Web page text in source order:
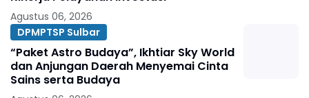
Agustus 06, 2026
DPMPTSP Sulbar
“Paket Astro Budaya”, Ikhtiar Sky World
dan Anjungan Daerah Menyemai Cinta
Sains serta Budaya